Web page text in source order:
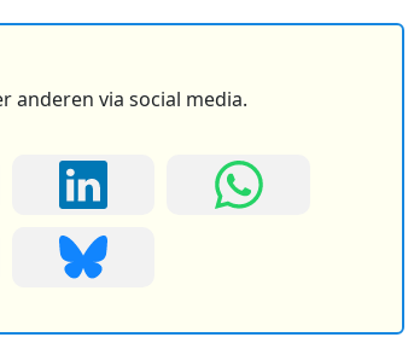
anderen via social media.